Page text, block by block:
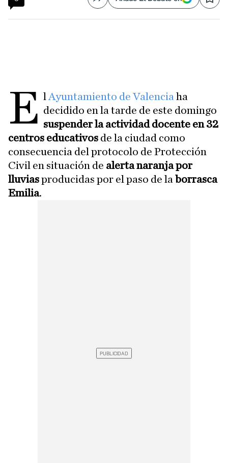
Compartir Save
E l Ayuntamiento de Valencia ha
decidido en la tarde de este domingo
suspender la actividad docente en 32
centros educativos de la ciudad como
consecuencia del protocolo de Protección
Civil en situación de alerta naranja por
lluviasproducidas por el paso de la borrasca
Emilia.